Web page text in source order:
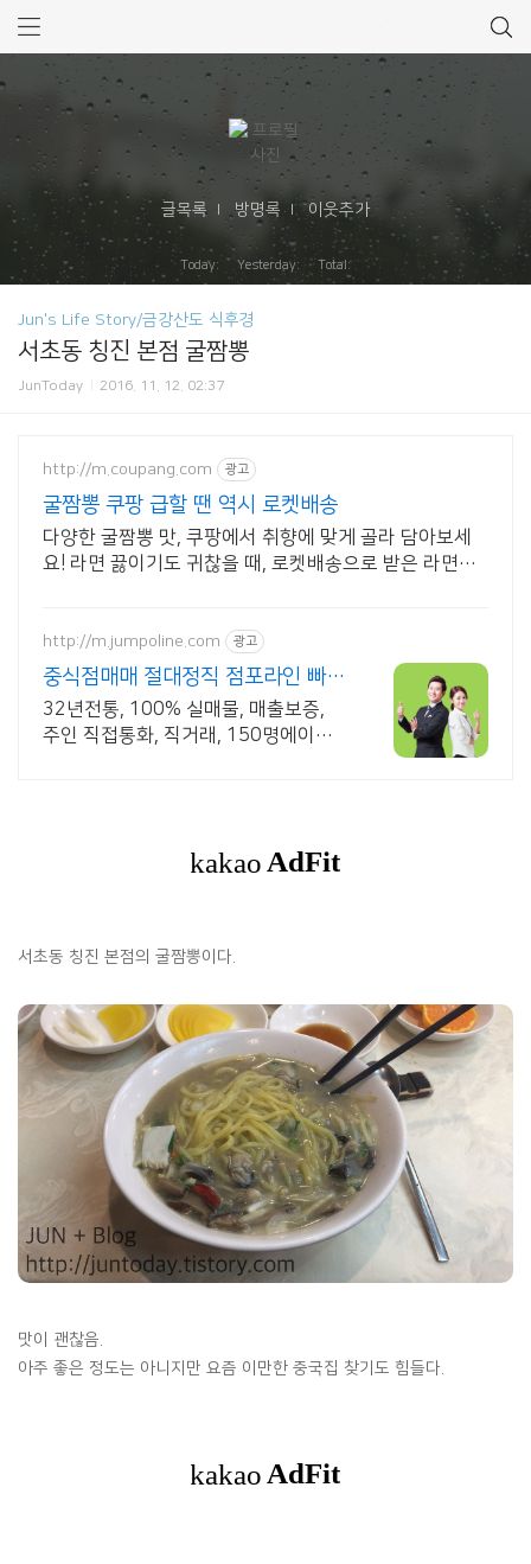
글목록 방명록 이웃추가
Today: Yesterday: Total:
Jun's Life Story/금강산도 식후경
서초동 칭진 본점 굴짬뽕
JunToday 2016. 11. 12. 02:37
http://m.coupang.com 광고
굴짬뽕 쿠팡 급할 땐 역시 로켓배송
다양한 굴짬뽕 맛, 쿠팡에서 취향에 맞게 골라 담아보세
요! 라면 끓이기도 귀찮을 때, 로켓배송으로 받은 라면으
http://m.jumpoline.com 광고
중식점매매 절대정직 점포라인 빠른
직거래 & 안전중개거래
32년전통, 100% 실매물, 매출보증,
주인 직접통화, 직거래, 150명에이전
서초동 칭진 본점의 굴짬뽕이다.​
맛이 괜찮음.
아주 좋은 정도는 아니지만 요즘 이만한 중국집 찾기도 힘들다.